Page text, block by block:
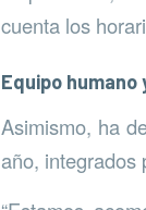
cuenta los
Equipo humano
Asimismo, ha
año, integrados